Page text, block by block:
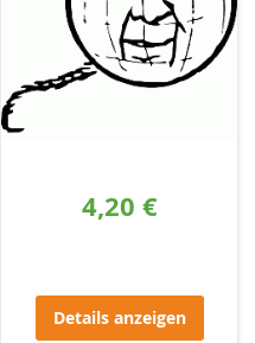
4,20 €
Details anzeigen